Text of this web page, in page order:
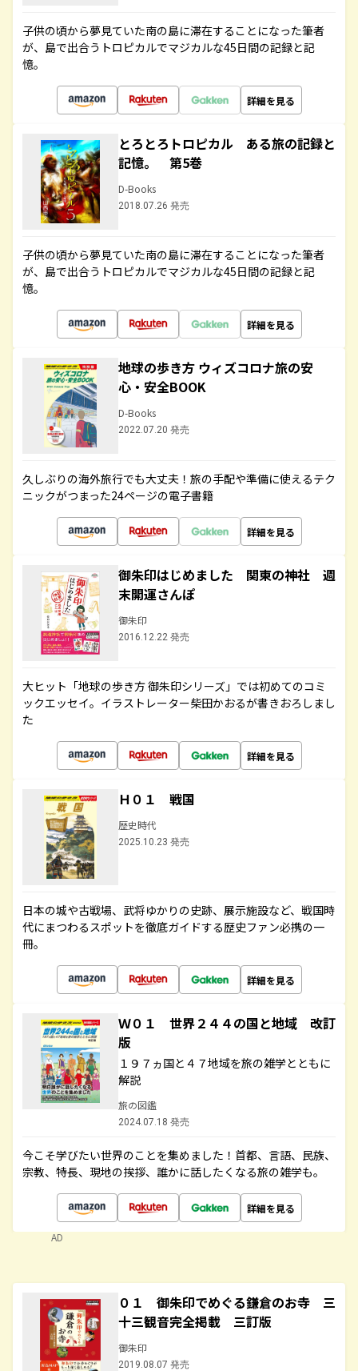
子供の頃から夢見ていた南の島に滞在することになった筆者
が、島で出合うトロピカルでマジカルな45日間の記録と記
憶。
詳細を見る
とろとろトロピカル ある旅の記録と
記憶。 第5巻
D-Books
2018.07.26 発売
子供の頃から夢見ていた南の島に滞在することになった筆者
が、島で出合うトロピカルでマジカルな45日間の記録と記
憶。
詳細を見る
地球の歩き方 ウィズコロナ旅の安
心・安全BOOK
D-Books
2022.07.20 発売
久しぶりの海外旅行でも大丈夫！旅の手配や準備に使えるテク
ニックがつまった24ページの電子書籍
詳細を見る
御朱印はじめました 関東の神社 週
末開運さんぽ
御朱印
2016.12.22 発売
大ヒット「地球の歩き方 御朱印シリーズ」では初めてのコミ
ックエッセイ。イラストレーター柴田かおるが書きおろしまし
た
詳細を見る
Ｈ０１ 戦国
歴史時代
2025.10.23 発売
日本の城や古戦場、武将ゆかりの史跡、展示施設など、戦国時
代にまつわるスポットを徹底ガイドする歴史ファン必携の一
冊。
詳細を見る
Ｗ０１ 世界２４４の国と地域 改訂
版
１９７ヵ国と４７地域を旅の雑学とともに
解説
旅の図鑑
2024.07.18 発売
今こそ学びたい世界のことを集めました！首都、言語、民族、
宗教、特長、現地の挨拶、誰かに話したくなる旅の雑学も。
詳細を見る
AD
０１ 御朱印でめぐる鎌倉のお寺 三
十三観音完全掲載 三訂版
御朱印
2019.08.07 発売